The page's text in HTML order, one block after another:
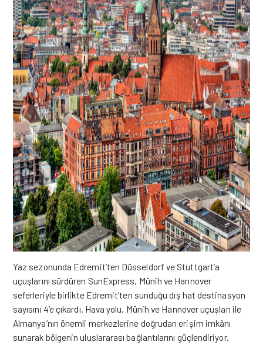
Yaz sezonunda Edremit’ten Düsseldorf ve Stuttgart’a
uçuşlarını sürdüren SunExpress, Münih ve Hannover
seferleriyle birlikte Edremit’ten sunduğu dış hat destinasyon
sayısını 4’e çıkardı. Hava yolu, Münih ve Hannover uçuşları ile
Almanya’nın önemli merkezlerine doğrudan erişim imkânı
sunarak bölgenin uluslararası bağlantılarını güçlendiriyor.